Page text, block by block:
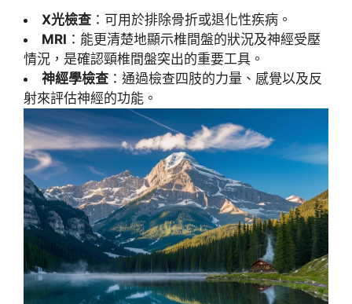
X光檢查 ：可用於排除骨折或退化性疾病。
MRI ：能更清楚地顯示椎間盤的狀況及神經受壓
情況，是確認頸椎間盤突出的重要工具。
神經學檢查 ：通過檢查四肢的力量、感覺以及反
射來評估神經的功能。